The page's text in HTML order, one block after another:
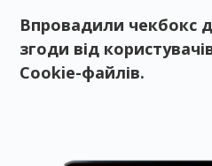
Впровадили чекбокс
згоди від
Cookie-файлів.